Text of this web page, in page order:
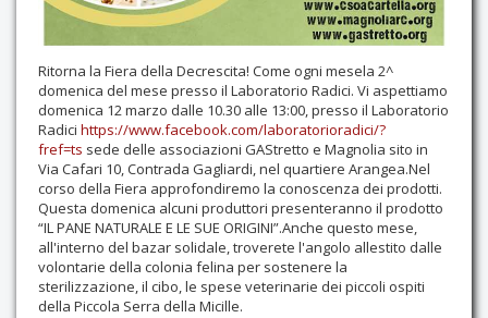
Ritorna la Fiera della Decrescita! Come ogni mesela 2^
domenica del mese presso il Laboratorio Radici. Vi aspettiamo
domenica 12 marzo dalle 10.30 alle 13:00, presso il Laboratorio
Radici https://www.facebook.com/laboratorioradici/?
fref=ts sede delle associazioni GAStretto e Magnolia sito in
Via Cafari 10, Contrada Gagliardi, nel quartiere Arangea.Nel
corso della Fiera approfondiremo la conoscenza dei prodotti.
Questa domenica alcuni produttori presenteranno il prodotto
“IL PANE NATURALE E LE SUE ORIGINI”.Anche questo mese,
all'interno del bazar solidale, troverete l'angolo allestito dalle
volontarie della colonia felina per sostenere la
sterilizzazione, il cibo, le spese veterinarie dei piccoli ospiti
della Piccola Serra della Micille.